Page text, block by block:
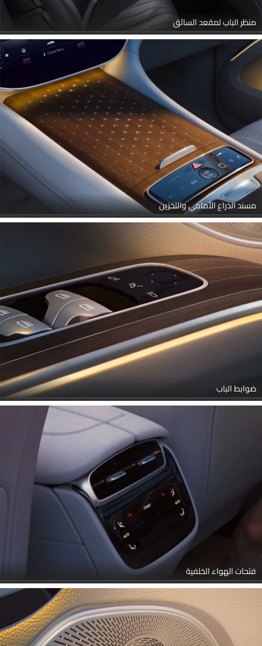
منظر الباب لمقعد السائق
مسند الذراع الأمامي والتخزين
ضوابط الباب
فتحات الهواء الخلفية